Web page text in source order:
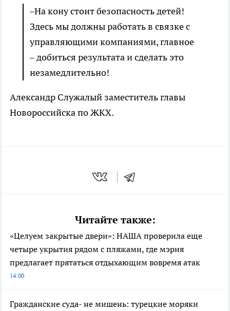
–На кону стоит безопасность детей!
Здесь мы должны работать в связке с
управляющими компаниями, главное
– добиться результата и сделать это
незамедлительно!
Александр Служалый заместитель главы
Новороссийска по ЖКХ.
Читайте также:
«Целуем закрытые двери»: НАША проверила еще
четыре укрытия рядом с пляжами, где мэрия
предлагает прятаться отдыхающим вовремя атак
14:00
Гражданские суда- не мишень: турецкие моряки